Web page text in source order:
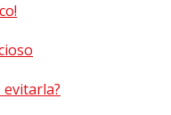
evitarla?